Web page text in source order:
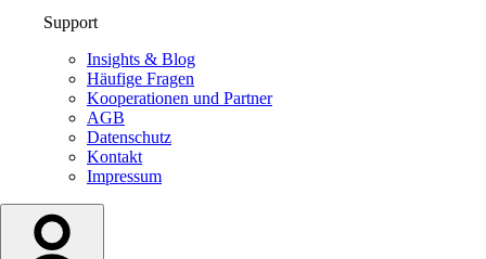
Support
Insights & Blog
Häufige Fragen
Kooperationen und Partner
AGB
Datenschutz
Kontakt
Impressum